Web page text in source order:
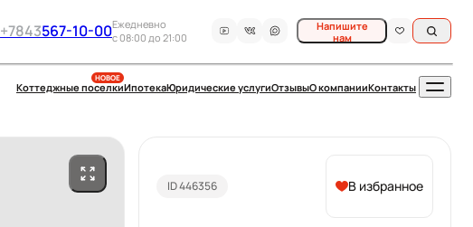
+7843567-10-00Ежедневно
c 08:00 до 21:00
Напишите
нам
НОВОЕ
Коттеджные поселкиИпотекаЮридические услугиОтзывыО компанииКонтакты
ID 446356 В избранное